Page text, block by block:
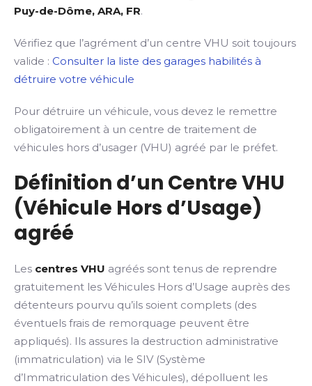
Puy-de-Dôme, ARA, FR.
Vérifiez que l’agrément d’un centre VHU soit toujours
valide : Consulter la liste des garages habilités à
détruire votre véhicule
Pour détruire un véhicule, vous devez le remettre
obligatoirement à un centre de traitement de
véhicules hors d’usager (VHU) agréé par le préfet.
Définition d’un Centre VHU
(Véhicule Hors d’Usage)
agréé
Les centres VHU agréés sont tenus de reprendre
gratuitement les Véhicules Hors d’Usage auprès des
détenteurs pourvu qu’ils soient complets (des
éventuels frais de remorquage peuvent être
appliqués). Ils assures la destruction administrative
(immatriculation) via le SIV (Système
d’Immatriculation des Véhicules), dépolluent les